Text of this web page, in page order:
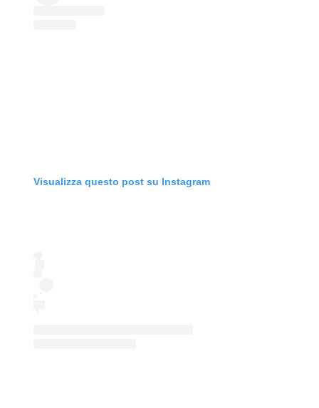
Visualizza questo post su Instagram